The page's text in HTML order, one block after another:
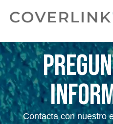
Contacta con nuestro